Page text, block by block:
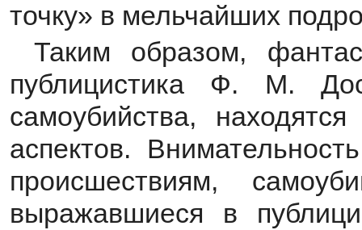
точку» в мельчайших
Таким образом,
публицистика Ф. М.
самоубийства,
аспектов.
происшествиям,
выражавшиеся в